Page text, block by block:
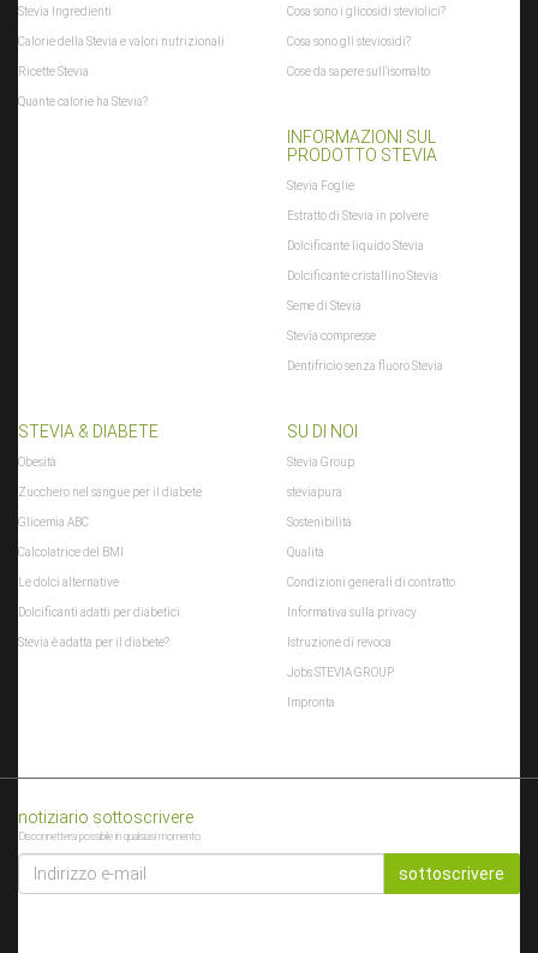
Stevia Ingredienti
Calorie della Stevia e valori nutrizionali
Ricette Stevia
Quante calorie ha Stevia?
Cosa sono i glicosidi steviolici?
Cosa sono gli steviosidi?
Cose da sapere sull'isomalto
INFORMAZIONI SUL
PRODOTTO STEVIA
Stevia Foglie
Estratto di Stevia in polvere
Dolcificante liquido Stevia
Dolcificante cristallino Stevia
Seme di Stevia
Stevia compresse
Dentifricio senza fluoro Stevia
STEVIA & DIABETE
Obesità
Zucchero nel sangue per il diabete
Glicemia ABC
Calcolatrice del BMI
Le dolci alternative
Dolcificanti adatti per diabetici
Stevia è adatta per il diabete?
SU DI NOI
Stevia Group
steviapura
Sostenibilità
Qualità
Condizioni generali di contratto
Informativa sulla privacy
Istruzione di revoca
Jobs STEVIA GROUP
Impronta
notiziario sottoscrivere
Disconnettersi possibile in qualsiasi momento
INDIRIZZO
MAIL sottoscrivere